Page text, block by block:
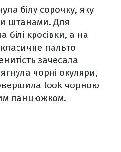
білу сорочку, яку
штанами. Для
білі кросівки, а на
пальто
зачесала
чорні окуляри,
look чорною
ланцюжком.